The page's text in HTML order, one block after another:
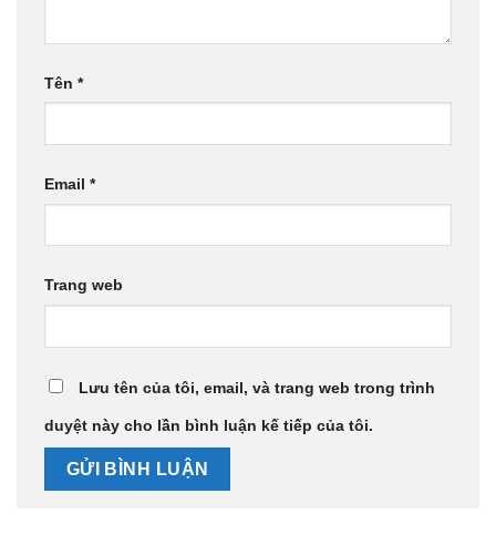
Tên *
Email *
Trang web
Lưu tên của tôi, email, và trang web trong trình
duyệt này cho lần bình luận kế tiếp của tôi.